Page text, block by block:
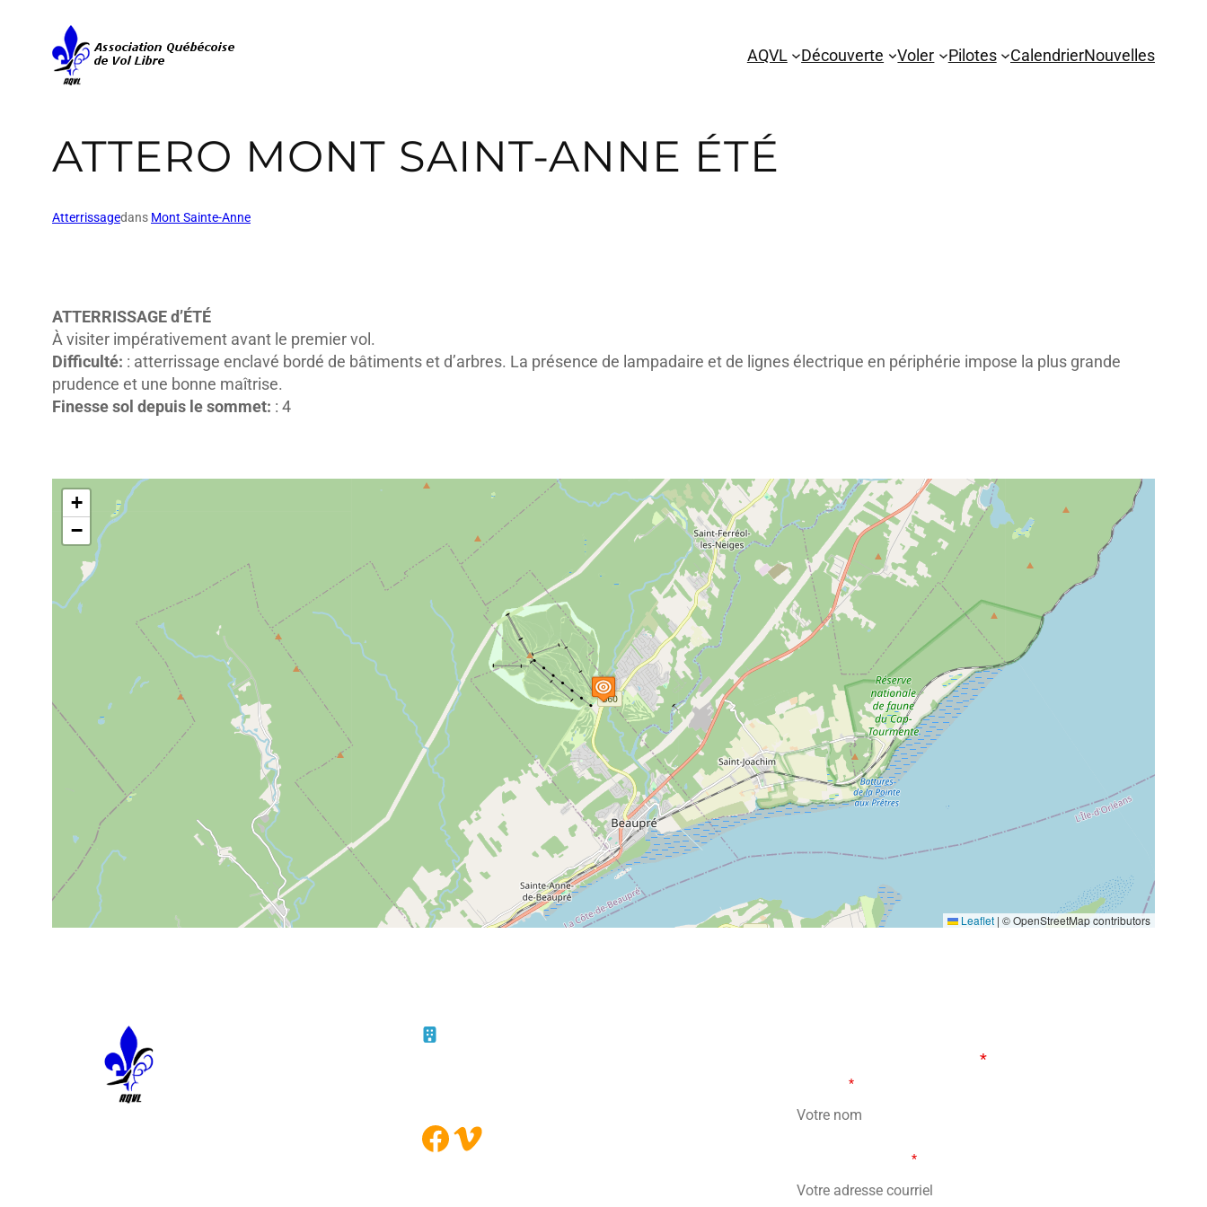
AQVL Découverte Voler Pilotes CalendrierNouvelles
ATTERO MONT SAINT-ANNE ÉTÉ
Atterrissagedans Mont Sainte-Anne
ATTERRISSAGE d’ÉTÉ
À visiter impérativement avant le premier vol.
Difficulté: : atterrissage enclavé bordé de bâtiments et d’arbres. La présence de lampadaire et de lignes électrique en périphérie impose la plus grande
prudence et une bonne maîtrise.
Finesse sol depuis le sommet: : 4
+
−
Leaflet | © OpenStreetMap contributors
Facebook Vimeo
*sont obligatoires
*
*